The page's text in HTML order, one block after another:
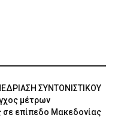
ΣΥΝΤΟΝΙΣΤΙΚΟΥ
μέτρων
επίπεδο Μακεδονίας